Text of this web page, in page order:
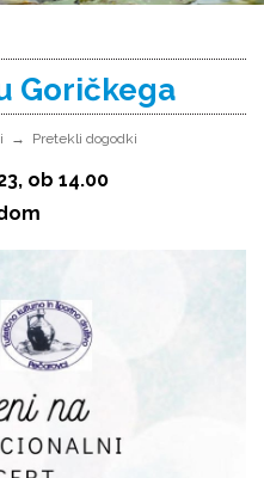
Goričkega
Pretekli dogodki
ob 14.00